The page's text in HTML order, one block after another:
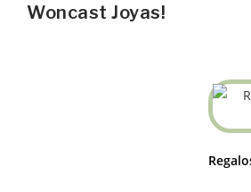
Woncast Joyas!